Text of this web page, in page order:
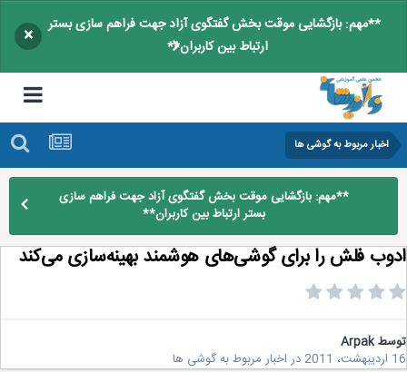
**مهم: بازگشایی موقت بخش گفتگوی آزاد جهت فراهم سازی بستر
ارتباط بین کاربران**
×
اخبار مربوط به گوشی ها
**مهم: بازگشایی موقت بخش گفتگوی آزاد جهت فراهم سازی
بستر ارتباط بین کاربران**
فلش را برای گوشی‌های هوشمند بهینه‌سازی می‌کند
Arpak
دراخبار مربوط به گوشی ها